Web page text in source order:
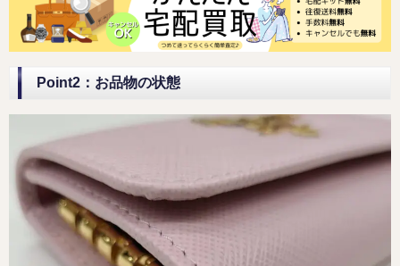
Point2：お品物の状態